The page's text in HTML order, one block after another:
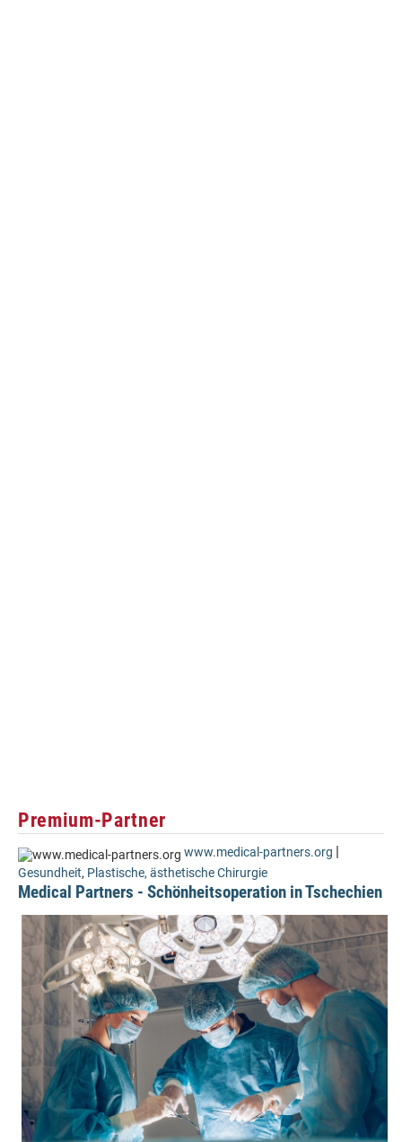
Premium-Partner
www.medical-partners.org |
Gesundheit, Plastische, ästhetische Chirurgie
Medical Partners - Schönheitsoperation in Tschechien